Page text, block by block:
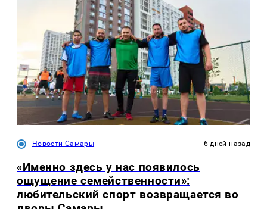
Новости Самары 6 дней назад
«Именно здесь у нас появилось
ощущение семейственности»:
любительский спорт возвращается во